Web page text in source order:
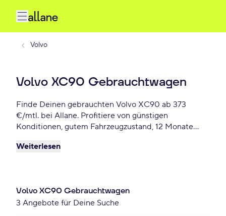
Volvo
Volvo XC90 Gebrauchtwagen
Finde Deinen gebrauchten Volvo XC90 ab 373
€/mtl. bei Allane. Profitiere von günstigen
Konditionen, gutem Fahrzeugzustand, 12 Monate
Vorteile. Reserviere Dir Deinen Wunsch-Volvo XC90
Weiterlesen
Volvo XC90 Gebrauchtwagen
3 Angebote für Deine Suche